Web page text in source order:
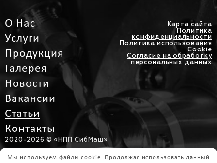
О Нас
Услуги
Продукция
Галерея
Новости
Вакансии
Статьи
Контакты
Карта сайта
Политика
конфиденциальности
Политика использования
Cookie
Согласие на обработку
персональных данных
2020- 2026 © «НПП СибМаш»
Интернет Перспектива
Мы используем файлы cookie. Продолжая использовать данный